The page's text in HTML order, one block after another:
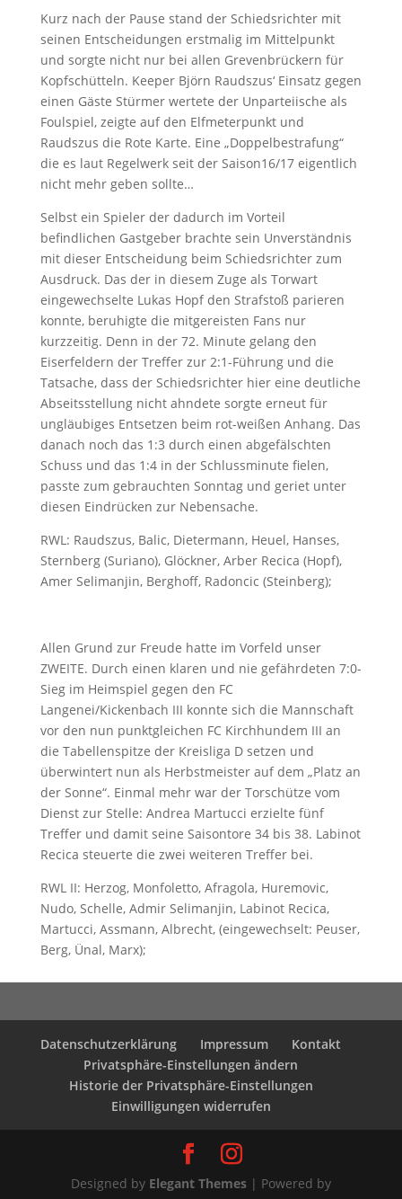
Kurz nach der Pause stand der Schiedsrichter mit
seinen Entscheidungen erstmalig im Mittelpunkt
und sorgte nicht nur bei allen Grevenbrückern für
Kopfschütteln. Keeper Björn Raudszus‘ Einsatz gegen
einen Gäste Stürmer wertete der Unparteiische als
Foulspiel, zeigte auf den Elfmeterpunkt und
Raudszus die Rote Karte. Eine „Doppelbestrafung“
die es laut Regelwerk seit der Saison16/17 eigentlich
nicht mehr geben sollte…
Selbst ein Spieler der dadurch im Vorteil
befindlichen Gastgeber brachte sein Unverständnis
mit dieser Entscheidung beim Schiedsrichter zum
Ausdruck. Das der in diesem Zuge als Torwart
eingewechselte Lukas Hopf den Strafstoß parieren
konnte, beruhigte die mitgereisten Fans nur
kurzzeitig. Denn in der 72. Minute gelang den
Eiserfeldern der Treffer zur 2:1-Führung und die
Tatsache, dass der Schiedsrichter hier eine deutliche
Abseitsstellung nicht ahndete sorgte erneut für
ungläubiges Entsetzen beim rot-weißen Anhang. Das
danach noch das 1:3 durch einen abgefälschten
Schuss und das 1:4 in der Schlussminute fielen,
passte zum gebrauchten Sonntag und geriet unter
diesen Eindrücken zur Nebensache.
RWL: Raudszus, Balic, Dietermann, Heuel, Hanses,
Sternberg (Suriano), Glöckner, Arber Recica (Hopf),
Amer Selimanjin, Berghoff, Radoncic (Steinberg);
Allen Grund zur Freude hatte im Vorfeld unser
ZWEITE. Durch einen klaren und nie gefährdeten 7:0-
Sieg im Heimspiel gegen den FC
Langenei/Kickenbach III konnte sich die Mannschaft
vor den nun punktgleichen FC Kirchhundem III an
die Tabellenspitze der Kreisliga D setzen und
überwintert nun als Herbstmeister auf dem „Platz an
der Sonne“. Einmal mehr war der Torschütze vom
Dienst zur Stelle: Andrea Martucci erzielte fünf
Treffer und damit seine Saisontore 34 bis 38. Labinot
Recica steuerte die zwei weiteren Treffer bei.
RWL II: Herzog, Monfoletto, Afragola, Huremovic,
Nudo, Schelle, Admir Selimanjin, Labinot Recica,
Martucci, Assmann, Albrecht, (eingewechselt: Peuser,
Berg, Ünal, Marx);
Datenschutzerklärung Impressum
Kontakt
Privatsphäre-Einstellungen ändern
Historie der Privatsphäre-Einstellungen
Einwilligungen widerrufen
Designed by Elegant Themes| Powered by